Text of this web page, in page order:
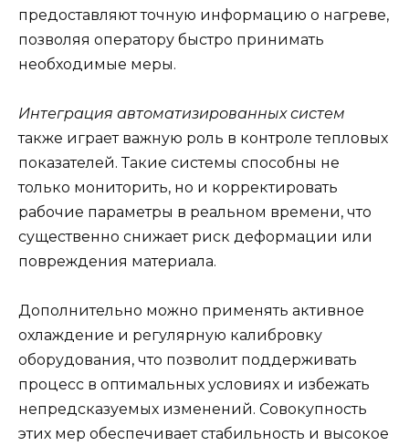
предоставляют точную информацию о нагреве,
позволяя оператору быстро принимать
необходимые меры.
Интеграция автоматизированных систем
также играет важную роль в контроле тепловых
показателей. Такие системы способны не
только мониторить, но и корректировать
рабочие параметры в реальном времени, что
существенно снижает риск деформации или
повреждения материала.
Дополнительно можно применять активное
охлаждение и регулярную калибровку
оборудования, что позволит поддерживать
процесс в оптимальных условиях и избежать
непредсказуемых изменений. Совокупность
этих мер обеспечивает стабильность и высокое